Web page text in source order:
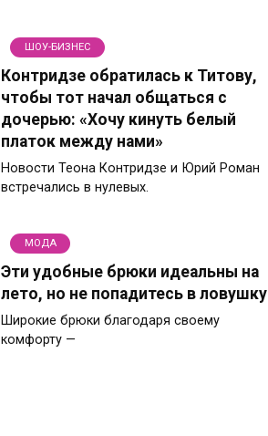
ШОУ-БИЗНЕС
Контридзе обратилась к Титову,
чтобы тот начал общаться с
дочерью: «Хочу кинуть белый
платок между нами»
Новости Теона Контридзе и Юрий Роман
встречались в нулевых.
МОДА
Эти удобные брюки идеальны на
лето, но не попадитесь в ловушку
Широкие брюки благодаря своему
комфорту —